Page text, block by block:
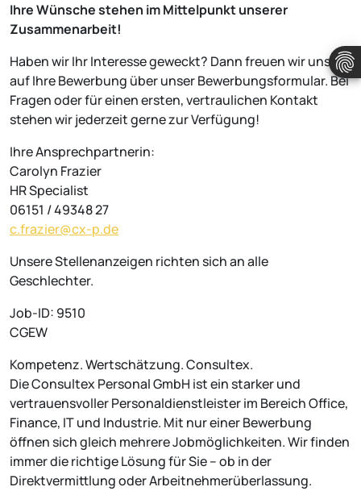
Ihre Wünsche stehen im Mittelpunkt unserer
Zusammenarbeit!
Haben wir Ihr Interesse geweckt? Dann freuen wir uns
auf Ihre Bewerbung über unser Bewerbungsformular. Bei
Fragen oder für einen ersten, vertraulichen Kontakt
stehen wir jederzeit gerne zur Verfügung!
Ihre Ansprechpartnerin:
Carolyn Frazier
HR Specialist
06151 / 49348 27
c.frazier@cx-p.de
Unsere Stellenanzeigen richten sich an alle
Geschlechter.
Job-ID: 9510
CGEW
Kompetenz. Wertschätzung. Consultex.
Die Consultex Personal GmbH ist ein starker und
vertrauensvoller Personaldienstleister im Bereich Office,
Finance, IT und Industrie. Mit nur einer Bewerbung
öffnen sich gleich mehrere Jobmöglichkeiten. Wir finden
immer die richtige Lösung für Sie – ob in der
Direktvermittlung oder Arbeitnehmerüberlassung.